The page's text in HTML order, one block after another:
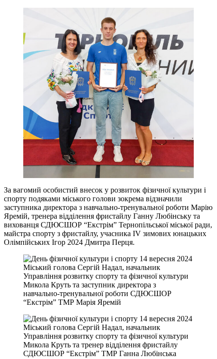
За вагомий особистий внесок у розвиток фізичної культури і
спорту подяками міського голови зокрема відзначили
заступника директора з навчально-тренувальної роботи Марію
Яремій, тренера відділення фристайлу Ганну Любінську та
вихованця СДЮСШОР “Екстрім” Тернопільської міської ради,
майстра спорту з фристайлу, учасника IV зимових юнацьких
Олімпійських Ігор 2024 Дмитра Перця.
Міський голова Сергій Надал, начальник
Управління розвитку спорту та фізичної культури
Микола Круть та заступник директора з
навчально-тренувальної роботи СДЮСШОР
“Екстрім” ТМР Марія Яремій
Міський голова Сергій Надал, начальник
Управління розвитку спорту та фізичної культури
Микола Круть та тренер відділення фристайлу
СДЮСШОР “Екстрім” ТМР Ганна Любінська